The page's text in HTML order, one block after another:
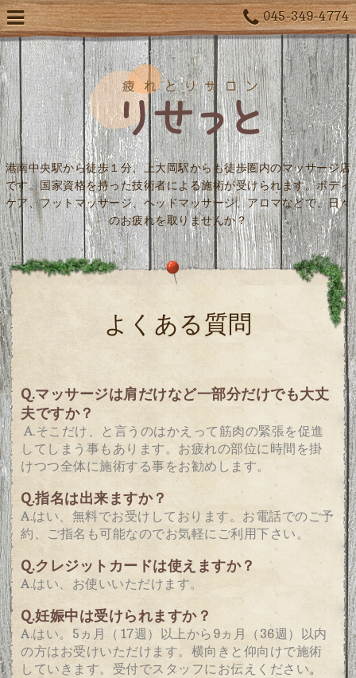
045-349-4774
港南中央駅から徒歩１分、上大岡駅からも徒歩圏内のマッサージ店
です。国家資格を持った技術者による施術が受けられます。ボディ
ケア、フットマッサージ、ヘッドマッサージ、アロマなどで、日々
のお疲れを取りませんか？
よくある質問
Q.マッサージは肩だけなど一部分だけでも大丈
夫ですか？
A.そこだけ、と言うのはかえって筋肉の緊張を促進
してしまう事もあります。 お疲れの部位に時間を掛
けつつ全体に施術する事をお勧めします。
Q.指名は出来ますか？
A.はい、無料でお受けしております。 お電話でのご予
約、ご指名も可能なのでお気軽にご利用下さい。
Q.クレジットカードは使えますか？
A.はい、お使いいただけます。
Q.妊娠中は受けられますか？
A.はい。5ヵ月（17週）以上から9ヵ月（36週）以内
の方はお受けいただけます。 横向きと仰向けで施術
していきます。受付でスタッフにお伝えください。